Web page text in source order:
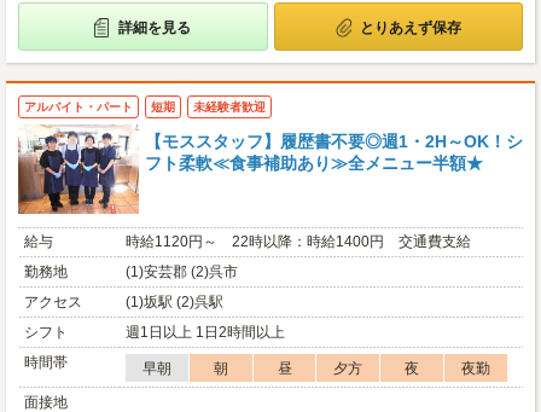
詳細を見る とりあえず保存
アルバイト・パート 短期 未経験者歓迎
【モススタッフ】履歴書不要◎週1・2H～OK！シ
フト柔軟≪食事補助あり≫全メニュー半額★
給与
時給1120円～ 22時以降：時給1400円 交通費支給
勤務地
(1)安芸郡 (2)呉市
アクセス
(1)坂駅 (2)呉駅
シフト
週1日以上 1日2時間以上
時間帯
早朝 朝 昼 夕方 夜
夜勤
面接地